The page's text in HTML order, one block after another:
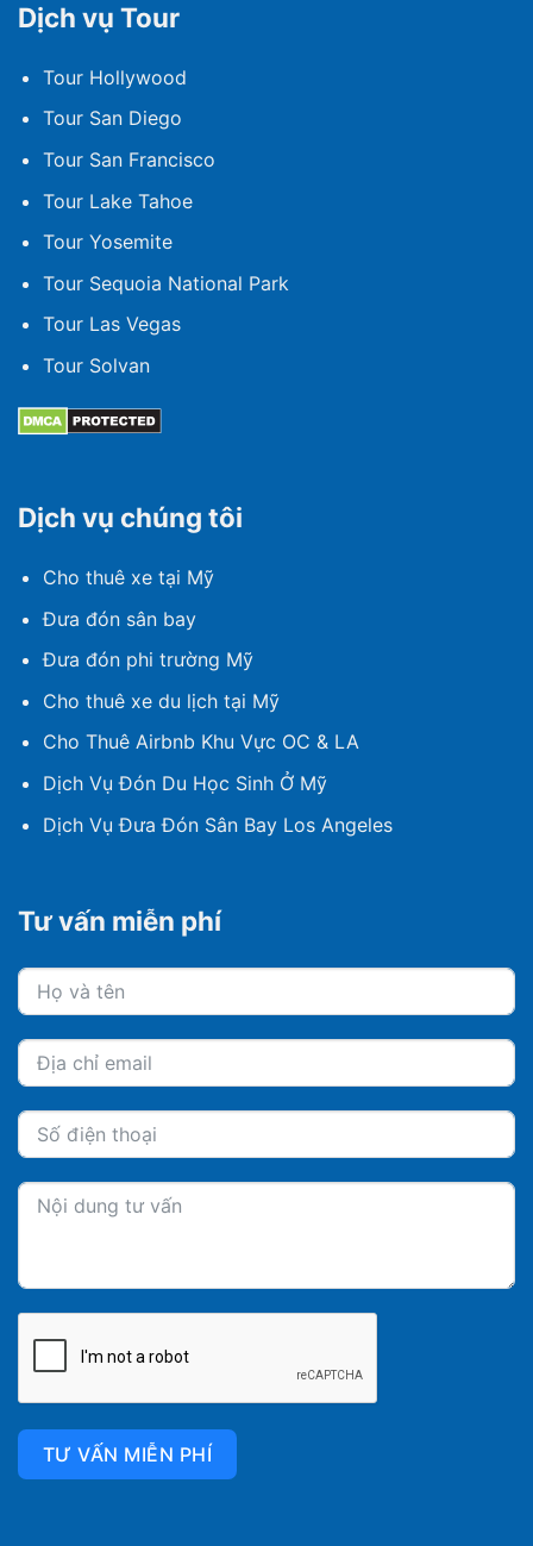
Dịch vụ Tour
Tour Hollywood
Tour San Diego
Tour San Francisco
Tour Lake Tahoe
Tour Yosemite
Tour Sequoia National Park
Tour Las Vegas
Tour Solvan
Dịch vụ chúng tôi
Cho thuê xe tại Mỹ
Đưa đón sân bay
Đưa đón phi trường Mỹ
Cho thuê xe du lịch tại Mỹ
Cho Thuê Airbnb Khu Vực OC & LA
Dịch Vụ Đón Du Học Sinh Ở Mỹ
Dịch Vụ Đưa Đón Sân Bay Los Angeles
Tư vấn miễn phí
TƯ VẤN MIỄN PHÍ